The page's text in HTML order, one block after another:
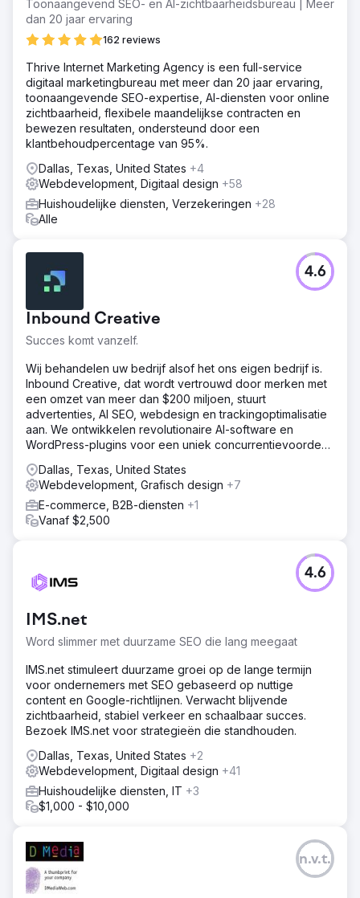
Toonaangevend SEO- en AI-zichtbaarheidsbureau | Meer
dan 20 jaar ervaring
162 reviews
Thrive Internet Marketing Agency is een full-service
digitaal marketingbureau met meer dan 20 jaar ervaring,
toonaangevende SEO-expertise, AI-diensten voor online
zichtbaarheid, flexibele maandelijkse contracten en
bewezen resultaten, ondersteund door een
klantbehoudpercentage van 95%.
Dallas, Texas, United States +4
Webdevelopment, Digitaal design +58
Huishoudelijke diensten, Verzekeringen +28
Alle
Inbound Creative
Succes komt vanzelf.
4.6
Wij behandelen uw bedrijf alsof het ons eigen bedrijf is.
Inbound Creative, dat wordt vertrouwd door merken met
een omzet van meer dan $200 miljoen, stuurt
advertenties, AI SEO, webdesign en trackingoptimalisatie
aan. We ontwikkelen revolutionaire AI-software en
WordPress-plugins voor een uniek concurrentievoordeel.
Dallas, Texas, United States
Webdevelopment, Grafisch design +7
E-commerce, B2B-diensten +1
Vanaf $2,500
IMS.net
Word slimmer met duurzame SEO die lang meegaat
4.6
IMS.net stimuleert duurzame groei op de lange termijn
voor ondernemers met SEO gebaseerd op nuttige
content en Google-richtlijnen. Verwacht blijvende
zichtbaarheid, stabiel verkeer en schaalbaar succes.
Bezoek IMS.net voor strategieën die standhouden.
Dallas, Texas, United States +2
Webdevelopment, Digitaal design +41
Huishoudelijke diensten, IT +3
$1,000 - $10,000
n.v.t.